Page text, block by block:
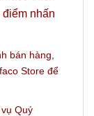
nhấn
bán hàng,
Store để
Quý